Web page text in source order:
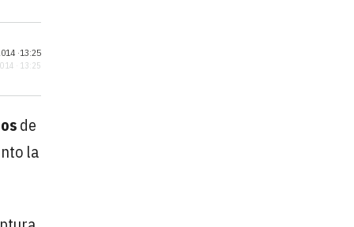
·13:25
· 13:25
de
la